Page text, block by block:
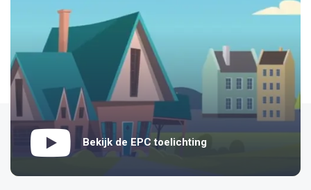
Bekijk de EPC toelichting